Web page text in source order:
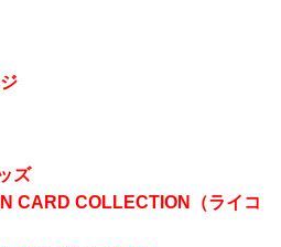
ズ
CARD COLLECTION（ライコ